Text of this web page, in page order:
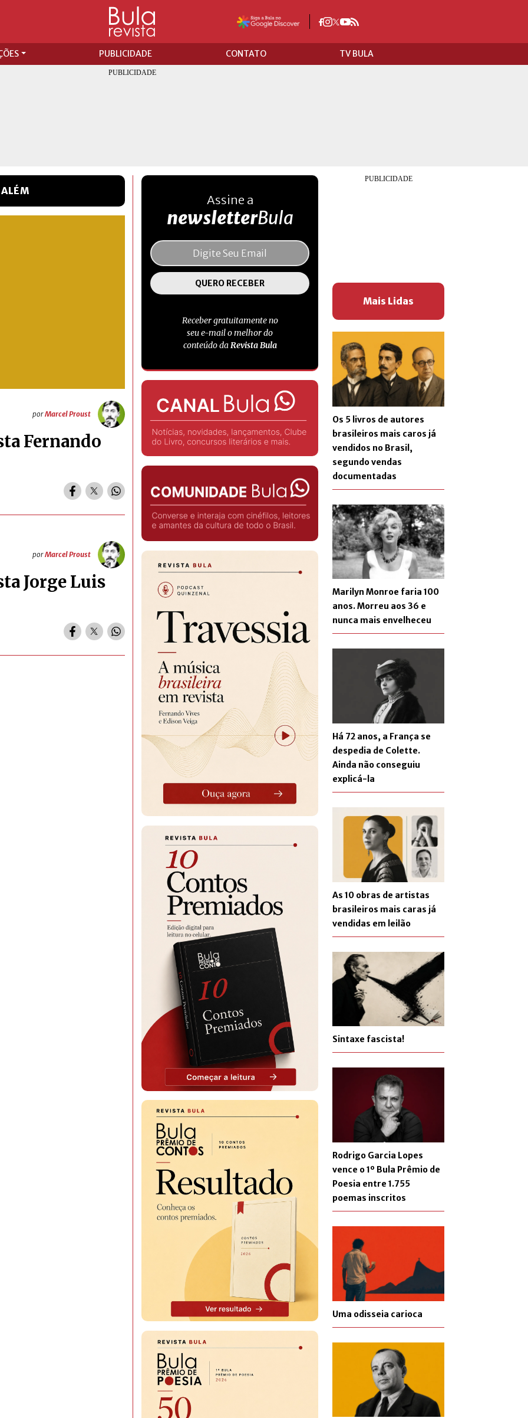
PUBLICIDADE CONTATO TV BULA
porMarcel Proust
Fernando
porMarcel Proust
Jorge Luis
Assine a
newsletterBula
Receber gratuitamente no
seu e-mail o melhor do
conteúdo daRevista Bula
Mais Lidas
Os 5 livros de autores
brasileiros mais caros já
vendidos no Brasil,
segundo vendas
documentadas
Marilyn Monroe faria 100
anos. Morreu aos 36 e
nunca mais envelheceu
Há 72 anos, a França se
despedia de Colette.
Ainda não conseguiu
explicá-la
As 10 obras de artistas
brasileiros mais caras já
vendidas em leilão
Sintaxe fascista!
Rodrigo Garcia Lopes
vence o 1º Bula Prêmio de
Poesia entre 1.755
poemas inscritos
Uma odisseia carioca